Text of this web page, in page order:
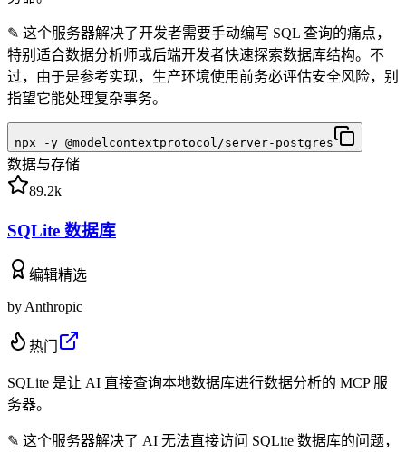
✎ 这个服务器解决了开发者需要手动编写 SQL 查询的痛点，
特别适合数据分析师或后端开发者快速探索数据库结构。不
过，由于是参考实现，生产环境使用前务必评估安全风险，别
指望它能处理复杂事务。
npx -y @modelcontextprotocol/server-postgres
数据与存储
89.2k
SQLite 数据库
编辑精选
by Anthropic
热门
SQLite 是让 AI 直接查询本地数据库进行数据分析的 MCP 服
务器。
✎ 这个服务器解决了 AI 无法直接访问 SQLite 数据库的问题，